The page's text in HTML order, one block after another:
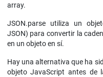
array.
JSON.parse utiliza un
JSON) para convertir la
en un objeto en sí.
Hay una alternativa que ha
objeto JavaScript antes de